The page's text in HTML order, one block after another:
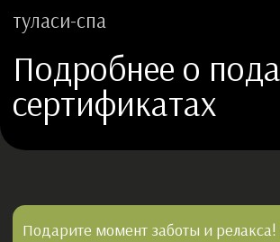
сертификатах
В нашем СПА-салоне на проспекте
своих близких — подарочный сертификат
Подарите момент заботы и релакса! 🎁